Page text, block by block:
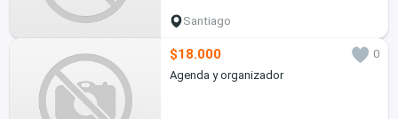
Santiago
$18.000
0
Agenda y organizador